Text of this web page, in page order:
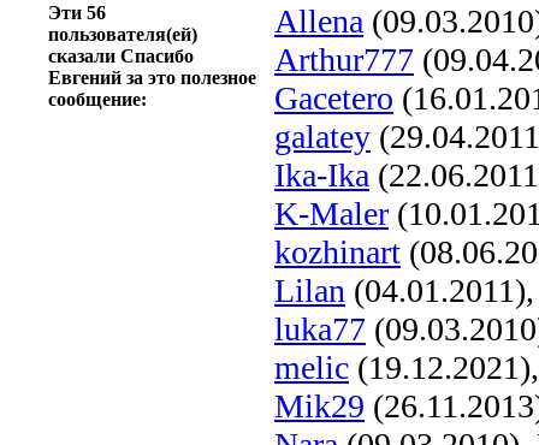
Эти 56
пользователя(ей)
сказали Спасибо
Евгений за это полезное
сообщение:
Allena
Arthur777
Gacetero
galatey
Ika-Ika
K-Maler
kozhinart
Lilan
luka77
melic
Mik29